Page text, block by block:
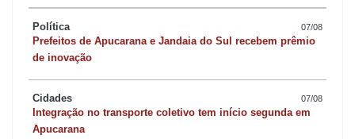
Política 07/08
Prefeitos de Apucarana e Jandaia do Sul recebem prêmio
de inovação
Cidades 07/08
Integração no transporte coletivo tem início segunda em
Apucarana